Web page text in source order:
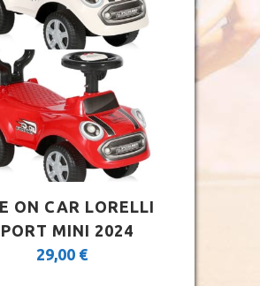
ON CAR LORELLI
MINI 2024
29,00 €